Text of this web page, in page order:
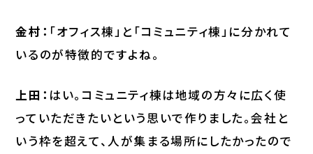
金村： 「オフィス棟」と「コミュニティ棟」に分かれて
いるのが特徴的ですよね。
上田： はい。コミュニティ棟は地域の方々に広く使
っていただきたいという思いで作りました。会社と
いう枠を超えて、人が集まる場所にしたかったので